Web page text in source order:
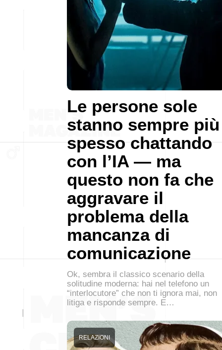
Le persone sole
stanno sempre più
spesso chattando
con l’IA — ma
questo non fa che
aggravare il
problema della
mancanza di
comunicazione
Ok, sembra il classico scenario della
solitudine moderna: hai nel telefono un
“interlocutore” che non ti ignora mai, non
litiga e risponde sempre. E…
RELAZIONI